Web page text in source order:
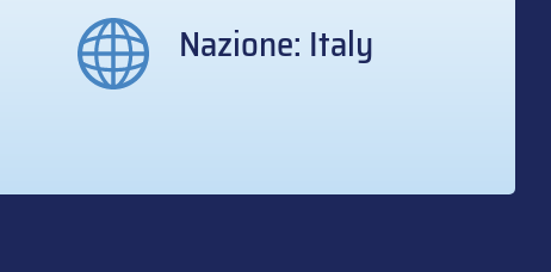
Nazione: Italy